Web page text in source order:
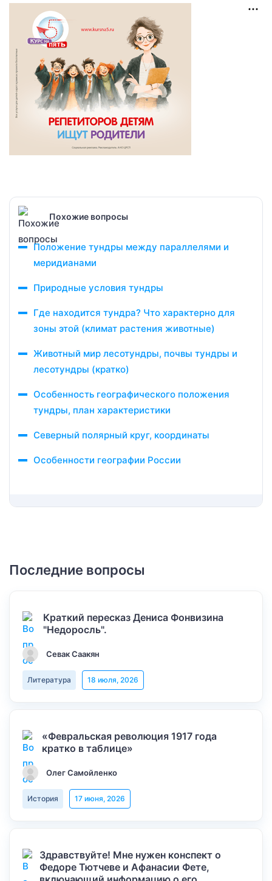
Похожие вопросы
Положение тундры между параллелями и
меридианами
Природные условия тундры
Где находится тундра? Что характерно для
зоны этой (климат растения животные)
Животный мир лесотундры, почвы тундры и
лесотундры (кратко)
Особенность географического положения
тундры, план характеристики
Северный полярный круг, координаты
Особенности географии России
Последние вопросы
Краткий пересказ Дениса Фонвизина
"Недоросль".
Севак Саакян
Литература 18 июля, 2026
«Февральская революция 1917 года
кратко в таблице»
Олег Самойленко
История 17 июня, 2026
Здравствуйте! Мне нужен конспект о
Федоре Тютчеве и Афанасии Фете,